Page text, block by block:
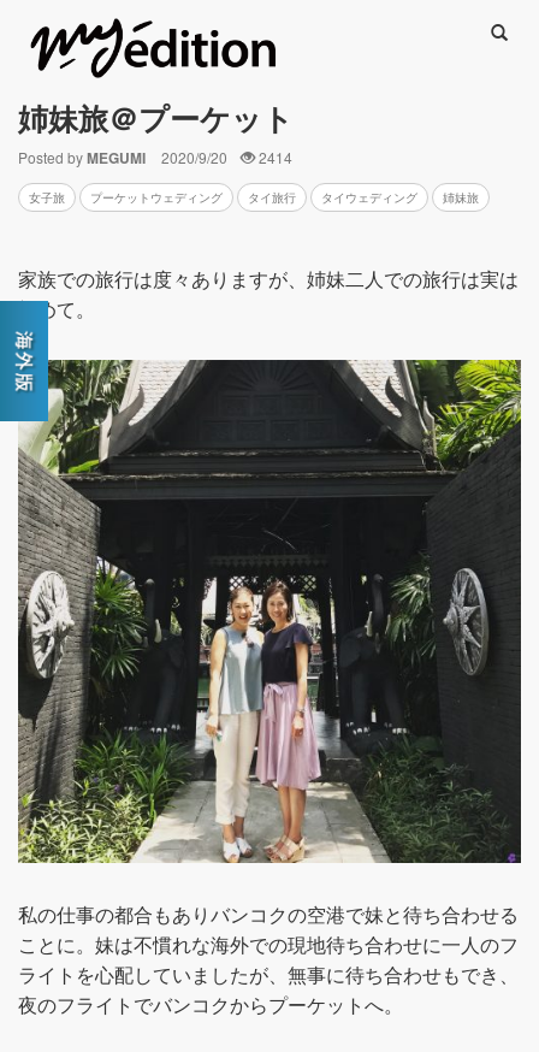
姉妹旅＠プーケット
Posted byMEGUMI 2020/9/20 2414
女子旅 プーケットウェディング タイ旅行 タイウェディング 姉妹旅
家族での旅行は度々ありますが、姉妹二人での旅行は実は
初めて。
私の仕事の都合もありバンコクの空港で妹と待ち合わせる
ことに。妹は不慣れな海外での現地待ち合わせに一人のフ
ライトを心配していましたが、無事に待ち合わせもでき、
夜のフライトでバンコクからプーケットへ。